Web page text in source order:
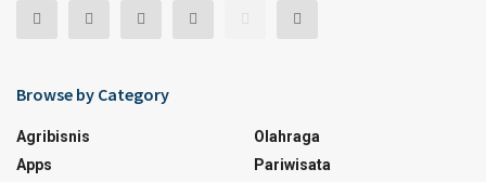
Browse by Category
Agribisnis
Apps
Olahraga
Pariwisata